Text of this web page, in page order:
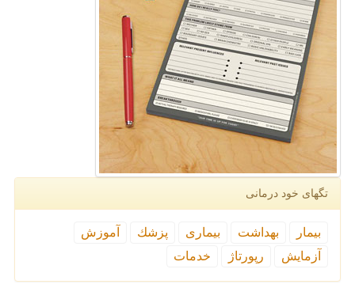
تگهای خود درمانی
بیمار بهداشت بیماری پزشك
آموزش
آزمایش
رپورتاژ خدمات